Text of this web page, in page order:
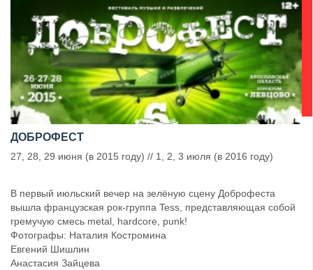
ДОБРОФЕСТ
27, 28, 29 июня (в 2015 году) // 1, 2, 3 июля (в 2016 году)
В первый июльский вечер на зелёную сцену Доброфеста
вышла французская рок-группа Tess, представляющая собой
гремучую смесь metal, hardcore, punk!
Фотографы: Наталия Костромина
Евгений Шишлин
Анастасия Зайцева